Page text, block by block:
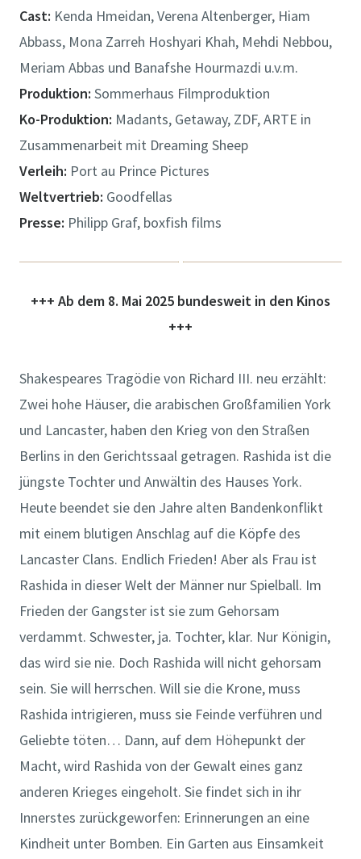
Cast: Kenda Hmeidan, Verena Altenberger, Hiam
Abbass, Mona Zarreh Hoshyari Khah, Mehdi Nebbou,
Meriam Abbas und Banafshe Hourmazdi u.v.m.
Produktion: Sommerhaus Filmproduktion
Ko-Produktion: Madants, Getaway, ZDF, ARTE in
Zusammenarbeit mit Dreaming Sheep
Verleih: Port au Prince Pictures
Weltvertrieb: Goodfellas
Presse: Philipp Graf, boxfish films
+++ Ab dem 8. Mai 2025 bundesweit in den Kinos
+++
Shakespeares Tragödie von Richard III. neu erzählt:
Zwei hohe Häuser, die arabischen Großfamilien York
und Lancaster, haben den Krieg von den Straßen
Berlins in den Gerichtssaal getragen. Rashida ist die
jüngste Tochter und Anwältin des Hauses York.
Heute beendet sie den Jahre alten Bandenkonflikt
mit einem blutigen Anschlag auf die Köpfe des
Lancaster Clans. Endlich Frieden! Aber als Frau ist
Rashida in dieser Welt der Männer nur Spielball. Im
Frieden der Gangster ist sie zum Gehorsam
verdammt. Schwester, ja. Tochter, klar. Nur Königin,
das wird sie nie. Doch Rashida will nicht gehorsam
sein. Sie will herrschen. Will sie die Krone, muss
Rashida intrigieren, muss sie Feinde verführen und
Geliebte töten… Dann, auf dem Höhepunkt der
Macht, wird Rashida von der Gewalt eines ganz
anderen Krieges eingeholt. Sie findet sich in ihr
Innerstes zurückgeworfen: Erinnerungen an eine
Kindheit unter Bomben. Ein Garten aus Einsamkeit